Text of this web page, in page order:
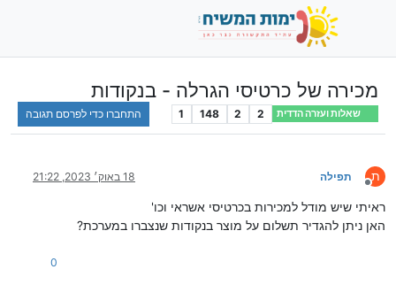
מכירה של כרטיסי הגרלה - בנקודות
שאלות ועזרה הדדית 2
2
148
1 התחברו כדי לפרסם תגובה
ת
מנותק
תפילה 18 באוק׳ 2023, 21:22
ראיתי שיש מודל למכירות בכרטיסי אשראי וכו'
האן ניתן להגדיר תשלום על מוצר בנקודות שנצברו במערכת?
0